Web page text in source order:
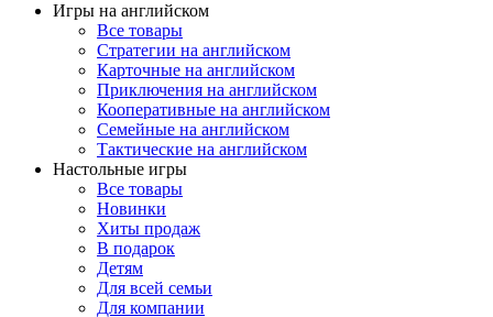
Игры на английском
Все товары
Стратегии на английском
Карточные на английском
Приключения на английском
Кооперативные на английском
Семейные на английском
Тактические на английском
Настольные игры
Все товары
Новинки
Хиты продаж
В подарок
Детям
Для всей семьи
Для компании